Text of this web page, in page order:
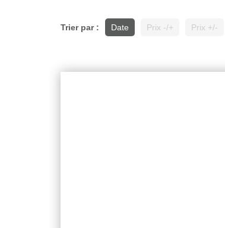
Trier par : Date Prix -/+ Prix +/-